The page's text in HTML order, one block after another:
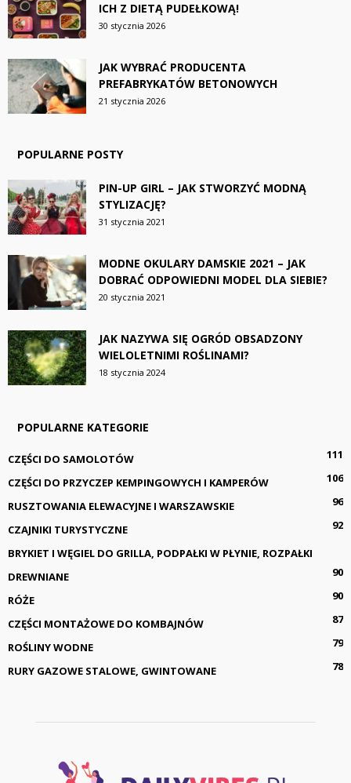
ICH Z DIETĄ PUDEŁKOWĄ!
30 stycznia 2026
JAK WYBRAĆ PRODUCENTA
PREFABRYKATÓW BETONOWYCH
21 stycznia 2026
POPULARNE POSTY
PIN-UP GIRL – JAK STWORZYĆ MODNĄ
STYLIZACJĘ?
31 stycznia 2021
MODNE OKULARY DAMSKIE 2021 – JAK
DOBRAĆ ODPOWIEDNI MODEL DLA SIEBIE?
20 stycznia 2021
JAK NAZYWA SIĘ OGRÓD OBSADZONY
WIELOLETNIMI ROŚLINAMI?
18 stycznia 2024
POPULARNE KATEGORIE
CZĘŚCI DO SAMOLOTÓW
111
CZĘŚCI DO PRZYCZEP KEMPINGOWYCH I KAMPERÓW
106
RUSZTOWANIA ELEWACYJNE I WARSZAWSKIE
96
CZAJNIKI TURYSTYCZNE
92
BRYKIET I WĘGIEL DO GRILLA, PODPAŁKI W PŁYNIE, ROZPAŁKI
DREWNIANE
90
RÓŻE
90
CZĘŚCI MONTAŻOWE DO KOMBAJNÓW
87
ROŚLINY WODNE
79
RURY GAZOWE STALOWE, GWINTOWANE
78